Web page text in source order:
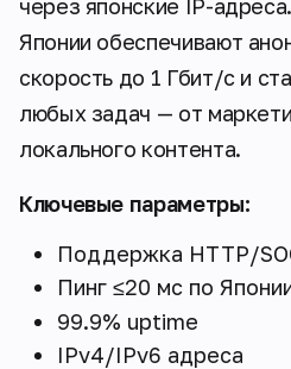
через японские IP-
Японии обеспечивают
скорость до 1 Гбит/с и
любых задач — от
локального контента.
Ключевые параметры:
Поддержка HTTP/
Пинг ≤20 мс по
99.9% uptime
IPv4/IPv6 адреса